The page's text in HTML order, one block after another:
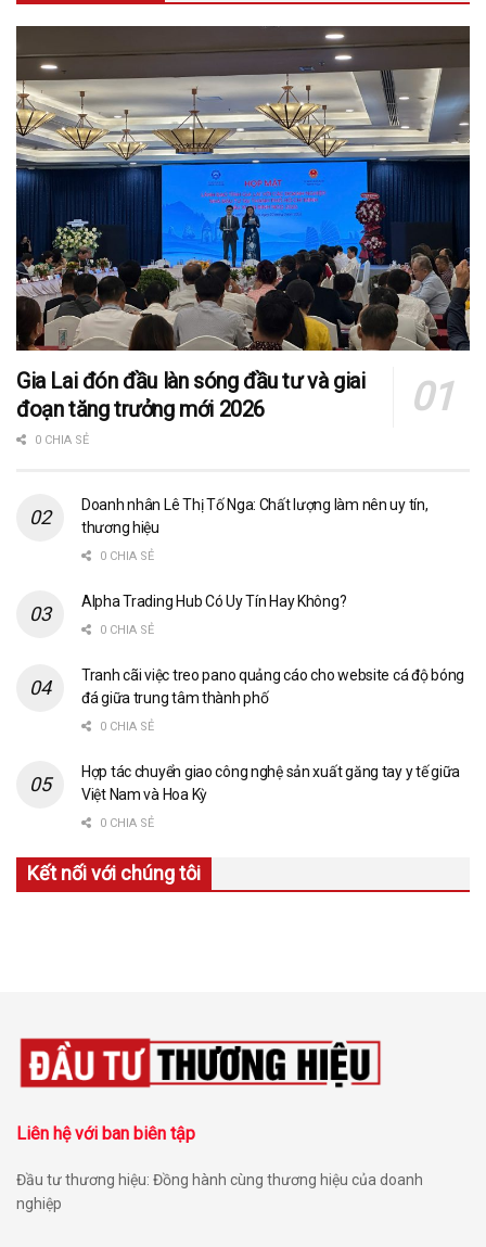
Gia Lai đón đầu làn sóng đầu tư và giai
đoạn tăng trưởng mới 2026
0 CHIA SẺ
Doanh nhân Lê Thị Tố Nga: Chất lượng làm nên uy tín,
thương hiệu
0 CHIA SẺ
Alpha Trading Hub Có Uy Tín Hay Không?
0 CHIA SẺ
Tranh cãi việc treo pano quảng cáo cho website cá độ bóng
đá giữa trung tâm thành phố
0 CHIA SẺ
Hợp tác chuyển giao công nghệ sản xuất găng tay y tế giữa
Việt Nam và Hoa Kỳ
0 CHIA SẺ
Kết nối với chúng tôi
Liên hệ với ban biên tập
Đầu tư thương hiệu: Đồng hành cùng thương hiệu của doanh
nghiệp